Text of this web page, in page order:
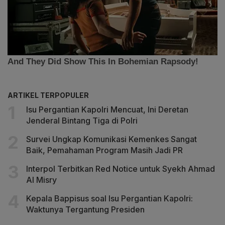
ARTIKEL TERPOPULER
Isu Pergantian Kapolri Mencuat, Ini Deretan
Jenderal Bintang Tiga di Polri
Survei Ungkap Komunikasi Kemenkes Sangat
Baik, Pemahaman Program Masih Jadi PR
Interpol Terbitkan Red Notice untuk Syekh Ahmad
Al Misry
Kepala Bappisus soal Isu Pergantian Kapolri:
Waktunya Tergantung Presiden